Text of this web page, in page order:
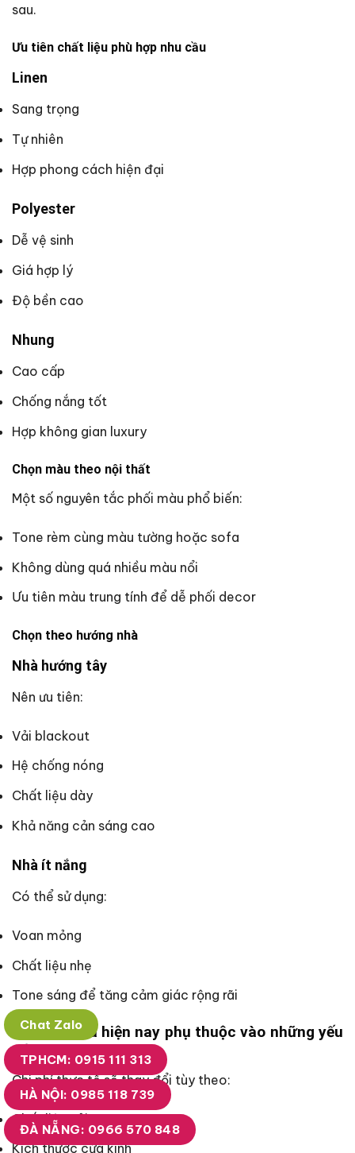
sau.
Ưu tiên chất liệu phù hợp nhu cầu
Linen
Sang trọng
Tự nhiên
Hợp phong cách hiện đại
Polyester
Dễ vệ sinh
Giá hợp lý
Độ bền cao
Nhung
Cao cấp
Chống nắng tốt
Hợp không gian luxury
Chọn màu theo nội thất
Một số nguyên tắc phối màu phổ biến:
Tone rèm cùng màu tường hoặc sofa
Không dùng quá nhiều màu nổi
Ưu tiên màu trung tính để dễ phối decor
Chọn theo hướng nhà
Nhà hướng tây
Nên ưu tiên:
Vải blackout
Hệ chống nóng
Chất liệu dày
Khả năng cản sáng cao
Nhà ít nắng
Có thể sử dụng:
Voan mỏng
Chất liệu nhẹ
Tone sáng để tăng cảm giác rộng rãi
Giá rèm cửa hiện nay phụ thuộc vào những yếu
tố nào?
Chi phí thực tế sẽ thay đổi tùy theo:
Chất liệu vải
Kích thước cửa kính
Chat Zalo
TPHCM: 0915 111 313
HÀ NỘI: 0985 118 739
ĐÀ NẴNG: 0966 570 848